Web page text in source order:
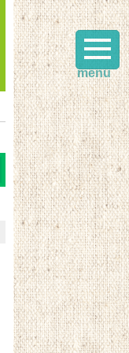
menu